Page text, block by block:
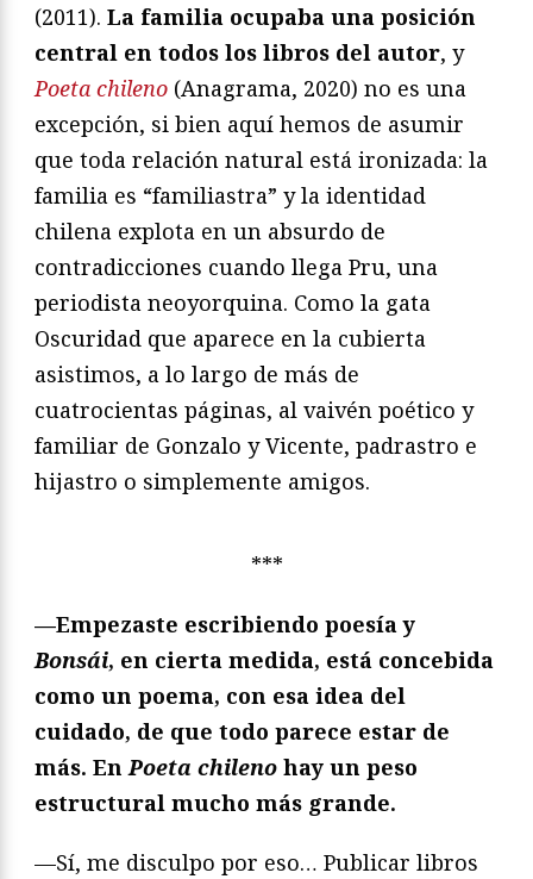
(2011). La familia ocupaba una posición
central en todos los libros del autor, y
Poeta chileno (Anagrama, 2020) no es una
excepción, si bien aquí hemos de asumir
que toda relación natural está ironizada: la
familia es “familiastra” y la identidad
chilena explota en un absurdo de
contradicciones cuando llega Pru, una
periodista neoyorquina. Como la gata
Oscuridad que aparece en la cubierta
asistimos, a lo largo de más de
cuatrocientas páginas, al vaivén poético y
familiar de Gonzalo y Vicente, padrastro e
hijastro o simplemente amigos.
***
—Empezaste escribiendo poesía y
Bonsái, en cierta medida, está concebida
como un poema, con esa idea del
cuidado, de que todo parece estar de
más. En Poeta chileno hay un peso
estructural mucho más grande.
—Sí, me disculpo por eso… Publicar libros